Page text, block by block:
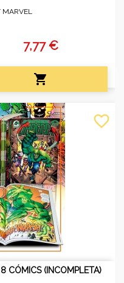
MARVEL
7,77 €

CÓMICS (INCOMPLETA)
favorite_border